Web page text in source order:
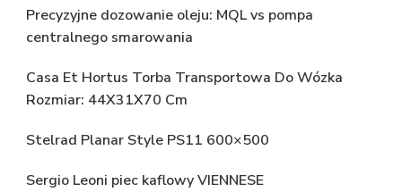
Precyzyjne dozowanie oleju: MQL vs pompa
centralnego smarowania
Casa Et Hortus Torba Transportowa Do Wózka
Rozmiar: 44X31X70 Cm
Stelrad Planar Style PS11 600×500
Sergio Leoni piec kaflowy VIENNESE